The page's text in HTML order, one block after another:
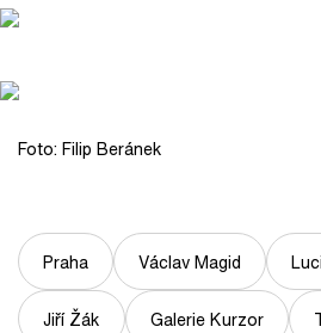
Foto: Filip Beránek
Praha Václav Magid
Jiří Žák Galerie Kurzor